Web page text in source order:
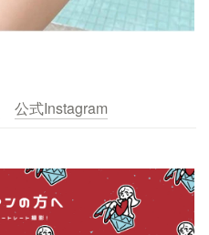
公式Instagram